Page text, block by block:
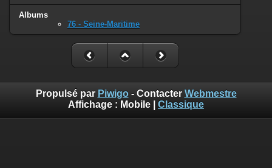
Albums
76 - Seine-Maritime
Propulsé par Piwigo- Contacter Webmestre
Affichage : Mobile Classique